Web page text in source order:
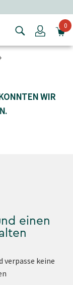
Login0
WIR
einen
verpasse keine